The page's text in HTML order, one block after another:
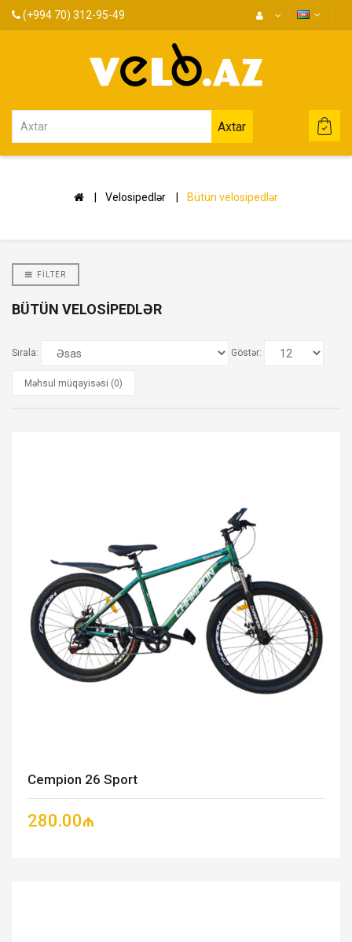
(+994 70) 312-95-49
Axtar
Velosipedlər Bütün velosipedlər
FILTER
BÜTÜN VELOSIPEDLƏR
Sırala: Göstər:
Məhsul müqayisəsi (0)
Cempion 26 Sport
280.00₼